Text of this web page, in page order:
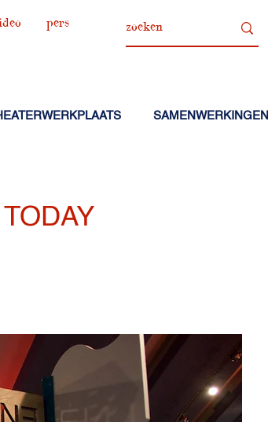
pers
SAMENWERKINGEN